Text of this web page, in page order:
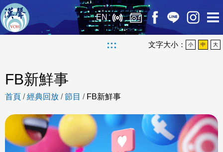
EN
::: 文字大小： 小 中 大
FB新鮮事
首頁 /經典回放 /節目 / FB新鮮事